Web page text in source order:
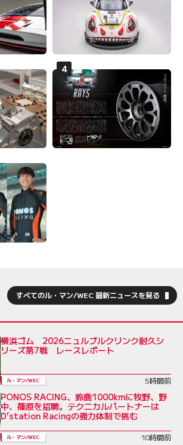
すべてのル・マン/WEC 最新ニュースを見る
横浜ゴム 2026ニュルブルクリンク耐久シ
リーズ第7戦 レースレポート
ル・マン/WEC 5時間前
PONOS RACING、鈴鹿1000kmに牧野、野
中、篠原を招聘。テクニカルパートナーは
D’station Racingの強力体制で挑む
ル・マン/WEC 10時間前